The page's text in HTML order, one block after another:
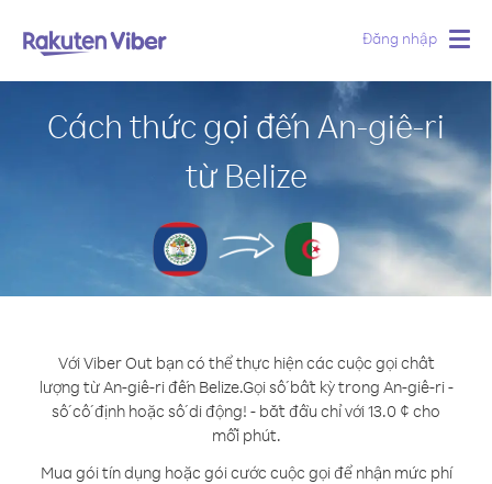
Đăng nhập
Cách thức gọi đến An-giê-ri
từ Belize
Với Viber Out bạn có thể thực hiện các cuộc gọi chất
lượng từ An-giê-ri đến Belize.Gọi số bất kỳ trong An-giê-ri -
số cố định hoặc số di động! - bắt đầu chỉ với 13.0 ¢ cho
mỗi phút.
Mua gói tín dụng hoặc gói cước cuộc gọi để nhận mức phí